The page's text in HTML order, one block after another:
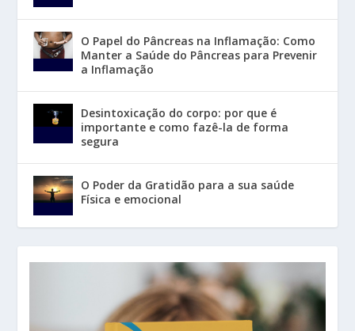
O Papel do Pâncreas na Inflamação: Como
Manter a Saúde do Pâncreas para Prevenir
a Inflamação
Desintoxicação do corpo: por que é
importante e como fazê-la de forma
segura
O Poder da Gratidão para a sua saúde
Física e emocional